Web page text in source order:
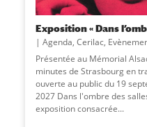
Exposition « Dans
Agenda, Cerilac,
Présentée au Mémorial
minutes de Strasbourg en
ouverte au public du 19
2027 Dans l'ombre des
exposition consacrée...